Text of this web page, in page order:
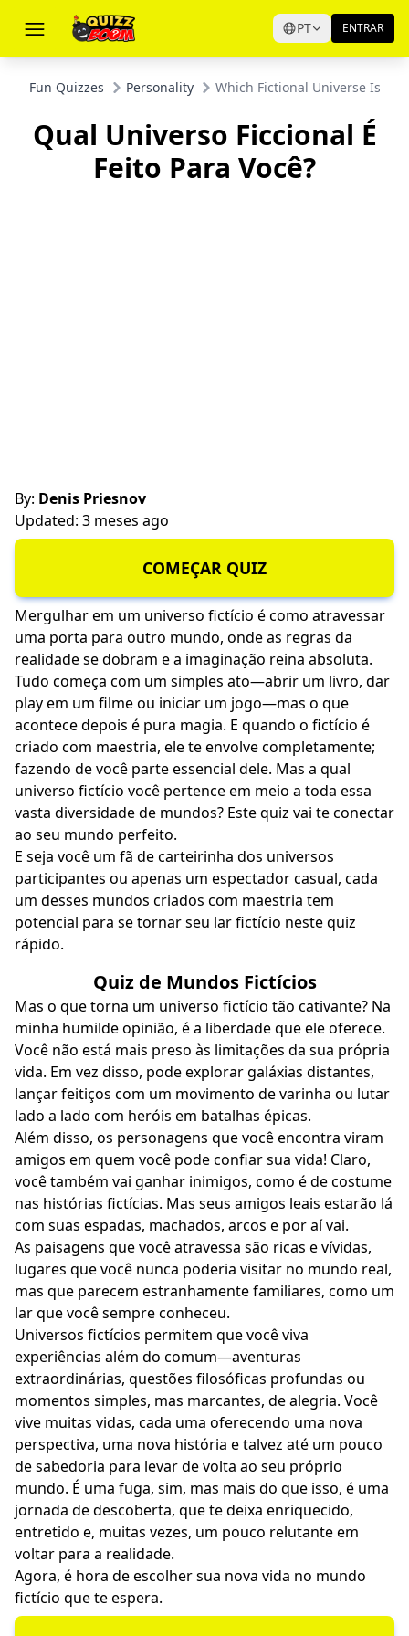
PT ENTRAR
Fun Quizzes Personality Which Fictional Universe Is
Qual Universo Ficcional É
Feito Para Você?
By: Denis Priesnov
Updated: 3 meses ago
COMEÇAR QUIZ
Mergulhar em um universo fictício é como atravessar
uma porta para outro mundo, onde as regras da
realidade se dobram e a imaginação reina absoluta.
Tudo começa com um simples ato—abrir um livro, dar
play em um filme ou iniciar um jogo—mas o que
acontece depois é pura magia. E quando o fictício é
criado com maestria, ele te envolve completamente;
fazendo de você parte essencial dele. Mas a qual
universo fictício você pertence em meio a toda essa
vasta diversidade de mundos? Este quiz vai te conectar
ao seu mundo perfeito.
E seja você um fã de carteirinha dos universos
participantes ou apenas um espectador casual, cada
um desses mundos criados com maestria tem
potencial para se tornar seu lar fictício neste quiz
rápido.
Quiz de Mundos Fictícios
Mas o que torna um universo fictício tão cativante? Na
minha humilde opinião, é a liberdade que ele oferece.
Você não está mais preso às limitações da sua própria
vida. Em vez disso, pode explorar galáxias distantes,
lançar feitiços com um movimento de varinha ou lutar
lado a lado com heróis em batalhas épicas.
Além disso, os personagens que você encontra viram
amigos em quem você pode confiar sua vida! Claro,
você também vai ganhar inimigos, como é de costume
nas histórias fictícias. Mas seus amigos leais estarão lá
com suas espadas, machados, arcos e por aí vai.
As paisagens que você atravessa são ricas e vívidas,
lugares que você nunca poderia visitar no mundo real,
mas que parecem estranhamente familiares, como um
lar que você sempre conheceu.
Universos fictícios permitem que você viva
experiências além do comum—aventuras
extraordinárias, questões filosóficas profundas ou
momentos simples, mas marcantes, de alegria. Você
vive muitas vidas, cada uma oferecendo uma nova
perspectiva, uma nova história e talvez até um pouco
de sabedoria para levar de volta ao seu próprio
mundo. É uma fuga, sim, mas mais do que isso, é uma
jornada de descoberta, que te deixa enriquecido,
entretido e, muitas vezes, um pouco relutante em
voltar para a realidade.
Agora, é hora de escolher sua nova vida no mundo
fictício que te espera.